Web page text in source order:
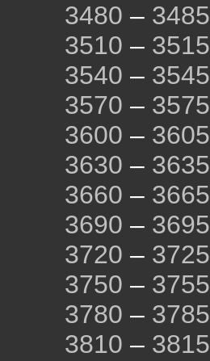
3480 – 3485
3510 – 3515
3540 – 3545
3570 – 3575
3600 – 3605
3630 – 3635
3660 – 3665
3690 – 3695
3720 – 3725
3750 – 3755
3780 – 3785
3810 – 3815